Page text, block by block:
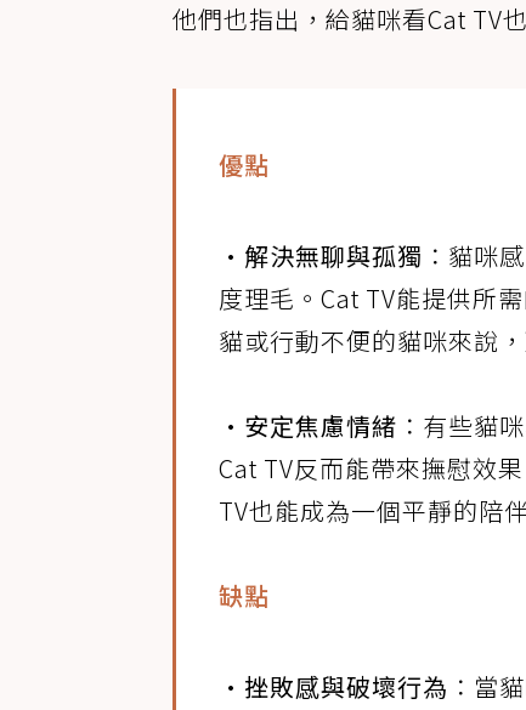
他們也指出，給貓咪看Cat TV
優點
•解決無聊與孤獨 ：貓咪
度理毛。Cat TV能提供所
貓或行動不便的貓咪來說
•安定焦慮情緒 ：有些貓
Cat TV反而能帶來撫慰效
TV也能成為一個平靜的陪
缺點
•挫敗感與破壞行為 ：當